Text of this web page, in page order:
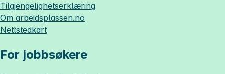
Tilgjengelighetserklæring
Om arbeidsplassen.no
Nettstedkart
For jobbsøkere